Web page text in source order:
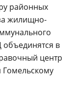
рай­онных
жилищно-
в
центр
Гомельскому